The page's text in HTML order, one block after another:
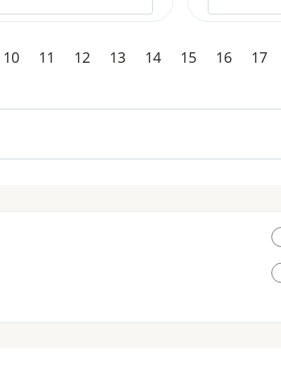
10 11 12 13 14 15 16 17